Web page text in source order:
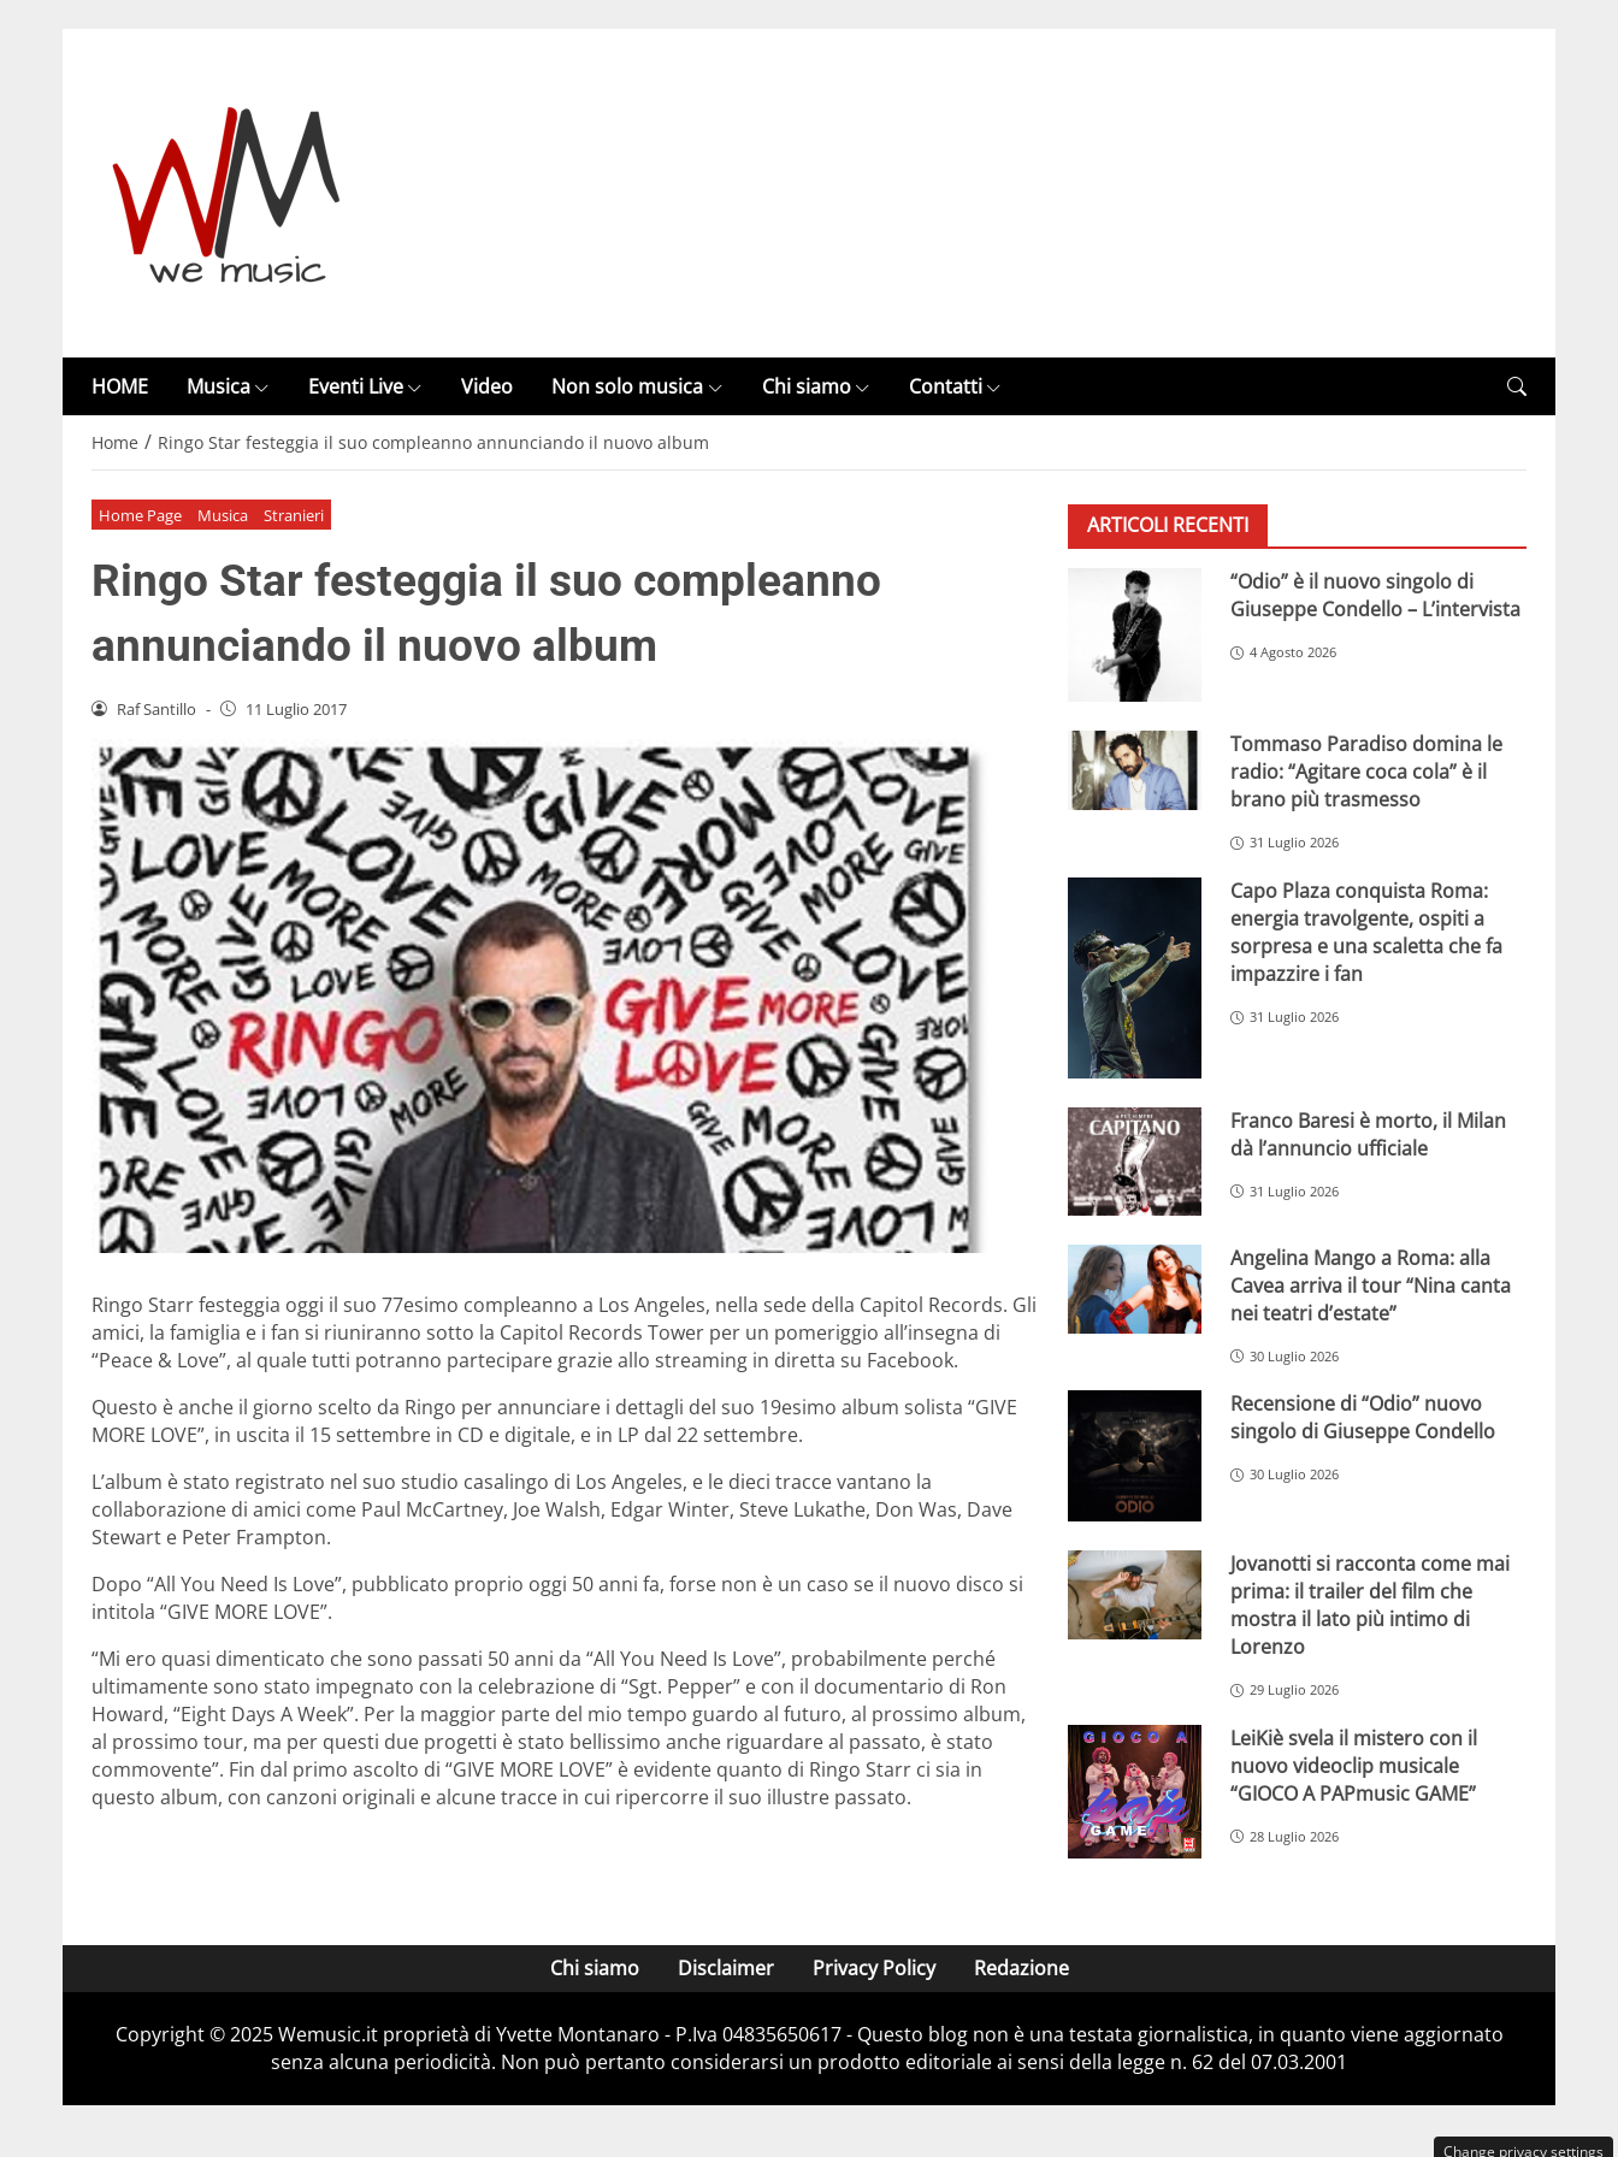
HOME Musica Eventi Live Video Non solo musica Chi siamo Contatti
Home / Ringo Star festeggia il suo compleanno annunciando il nuovo album
Home Page Musica Stranieri
Ringo Star festeggia il suo compleanno
annunciando il nuovo album
Raf Santillo - 11 Luglio 2017
Ringo Starr festeggia oggi il suo 77esimo compleanno a Los Angeles, nella sede della Capitol Records. Gli
amici, la famiglia e i fan si riuniranno sotto la Capitol Records Tower per un pomeriggio all’insegna di
“Peace & Love”, al quale tutti potranno partecipare grazie allo streaming in diretta su Facebook.
Questo è anche il giorno scelto da Ringo per annunciare i dettagli del suo 19esimo album solista “GIVE
MORE LOVE”, in uscita il 15 settembre in CD e digitale, e in LP dal 22 settembre.
L’album è stato registrato nel suo studio casalingo di Los Angeles, e le dieci tracce vantano la
collaborazione di amici come Paul McCartney, Joe Walsh, Edgar Winter, Steve Lukathe, Don Was, Dave
Stewart e Peter Frampton.
Dopo “All You Need Is Love”, pubblicato proprio oggi 50 anni fa, forse non è un caso se il nuovo disco si
intitola “GIVE MORE LOVE”.
“Mi ero quasi dimenticato che sono passati 50 anni da “All You Need Is Love”, probabilmente perché
ultimamente sono stato impegnato con la celebrazione di “Sgt. Pepper” e con il documentario di Ron
Howard, “Eight Days A Week”. Per la maggior parte del mio tempo guardo al futuro, al prossimo album,
al prossimo tour, ma per questi due progetti è stato bellissimo anche riguardare al passato, è stato
commovente”. Fin dal primo ascolto di “GIVE MORE LOVE” è evidente quanto di Ringo Starr ci sia in
questo album, con canzoni originali e alcune tracce in cui ripercorre il suo illustre passato.
ARTICOLI RECENTI
“Odio” è il nuovo singolo di
Giuseppe Condello – L’intervista
4 Agosto 2026
Tommaso Paradiso domina le
radio: “Agitare coca cola” è il
brano più trasmesso
31 Luglio 2026
Capo Plaza conquista Roma:
energia travolgente, ospiti a
sorpresa e una scaletta che fa
impazzire i fan
31 Luglio 2026
Franco Baresi è morto, il Milan
dà l’annuncio ufficiale
31 Luglio 2026
Angelina Mango a Roma: alla
Cavea arriva il tour “Nina canta
nei teatri d’estate”
30 Luglio 2026
Recensione di “Odio” nuovo
singolo di Giuseppe Condello
30 Luglio 2026
Jovanotti si racconta come mai
prima: il trailer del film che
mostra il lato più intimo di
Lorenzo
29 Luglio 2026
LeiKiè svela il mistero con il
nuovo videoclip musicale
“GIOCO A PAPmusic GAME”
28 Luglio 2026
Chi siamo Disclaimer Privacy Policy Redazione
Copyright © 2025 Wemusic.it proprietà di Yvette Montanaro - P.Iva 04835650617 - Questo blog non è una testata giornalistica, in quanto viene aggiornato
senza alcuna periodicità. Non può pertanto considerarsi un prodotto editoriale ai sensi della legge n. 62 del 07.03.2001
Change privacy settings